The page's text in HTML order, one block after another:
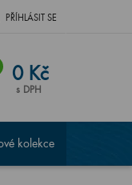
PŘÍHLÁSIT SE
0 Kč
s DPH
kolekce